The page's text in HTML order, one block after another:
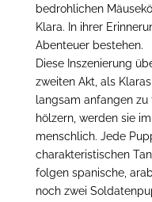
bedrohlichen
Klara. In ihrer
Abenteuer bestehen.
Diese Inszenierung
zweiten Akt, als
langsam anfangen
hölzern, werden sie
menschlich. Jede
charakteristischen
folgen spanische,
noch zwei